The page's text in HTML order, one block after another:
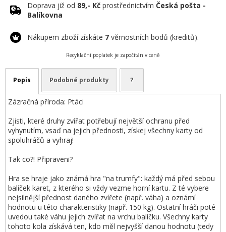
Doprava již od 89,- Kč prostřednictvím Česká pošta -
Balíkovna
Nákupem zboží získáte 7 věrnostních bodů (kreditů).
Recyklační poplatek je započítán v ceně
Popis Podobné produkty ?
Zázračná příroda: Ptáci
Zjisti, které druhy zvířat potřebují největší ochranu před
vyhynutím, vsaď na jejich přednosti, získej všechny karty od
spoluhráčů a vyhraj!
Tak co?! Připraveni?
Hra se hraje jako známá hra "na trumfy": každý má před sebou
balíček karet, z kterého si vždy vezme horní kartu. Z té vybere
nejsilnější přednost daného zvířete (např. váha) a oznámí
hodnotu u této charakteristiky (např. 150 kg). Ostatní hráči poté
uvedou také váhu jejich zvířat na vrchu balíčku. Všechny karty
tohoto kola získává ten, kdo měl nejvyšší danou hodnotu (tedy